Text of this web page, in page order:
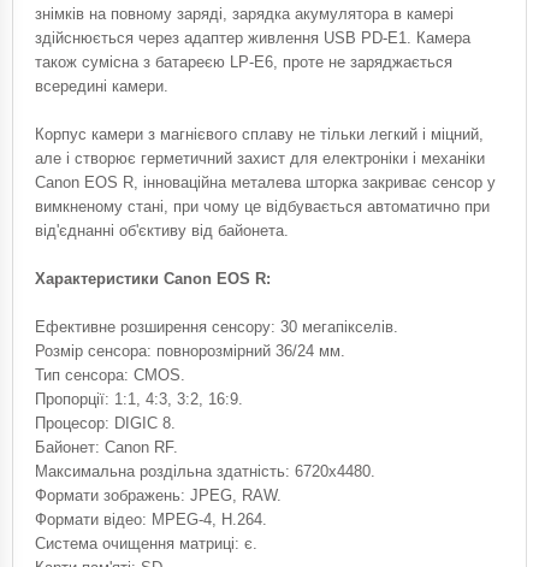
знімків на повному заряді, зарядка акумулятора в камері
здійснюється через адаптер живлення USB PD-E1. Камера
також сумісна з батареєю LP-E6, проте не заряджається
всередині камери.
Корпус камери з магнієвого сплаву не тільки легкий і міцний,
але і створює герметичний захист для електроніки і механіки
Canon EOS R, інноваційна металева шторка закриває сенсор у
вимкненому стані, при чому це відбувається автоматично при
від'єднанні об'єктиву від байонета.
Характеристики Canon EOS R:
Ефективне розширення сенсору: 30 мегапікселів.
Розмір сенсора: повнорозмірний 36/24 мм.
Тип сенсора: CMOS.
Пропорції: 1:1, 4:3, 3:2, 16:9.
Процесор: DIGIC 8.
Байонет: Canon RF.
Максимальна роздільна здатність: 6720x4480.
Формати зображень: JPEG, RAW.
Формати відео: MPEG-4, H.264.
Система очищення матриці: є.